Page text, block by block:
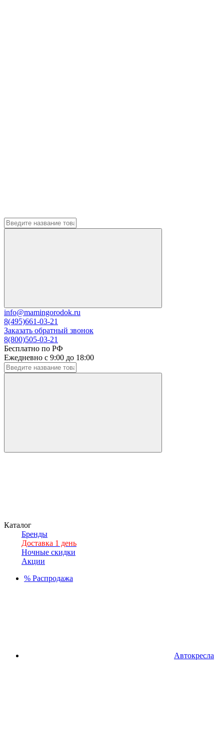
info@mamingorodok.ru
8(495)661-03-21
Заказать обратный звонок
8(800)505-03-21
Бесплатно по РФ
Ежедневно с 9:00 до 18:00
Каталог
Бренды
Доставка 1 день
Ночные скидки
Акции
% Распродажа
Автокресла